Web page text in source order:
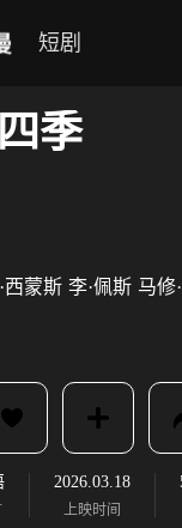
短剧
季
西蒙斯 李·佩斯 马修
2026.03.18
上映时间